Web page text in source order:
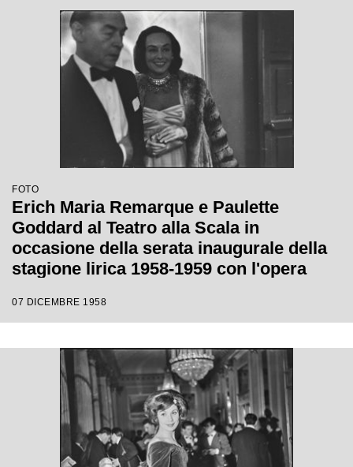
Wallmann
FOTO
Erich Maria Remarque e Paulette
Goddard al Teatro alla Scala in
occasione della serata inaugurale della
stagione lirica 1958-1959 con l'opera
da Antonino Votto con la regia di
07 DICEMBRE 1958